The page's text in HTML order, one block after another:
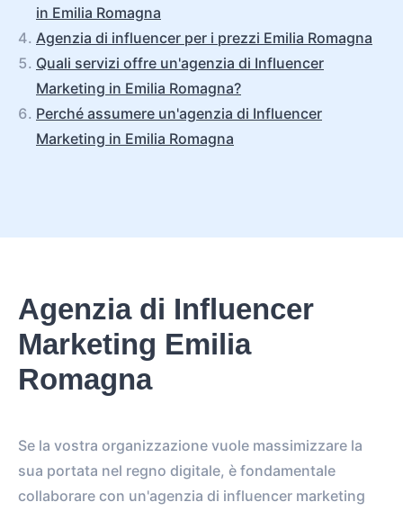
in Emilia Romagna
Agenzia di influencer per i prezzi Emilia Romagna
Quali servizi offre un'agenzia di Influencer
Marketing in Emilia Romagna?
Perché assumere un'agenzia di Influencer
Marketing in Emilia Romagna
Agenzia di Influencer
Marketing Emilia
Romagna
Se la vostra organizzazione vuole massimizzare la
sua portata nel regno digitale, è fondamentale
collaborare con un'agenzia di influencer marketing